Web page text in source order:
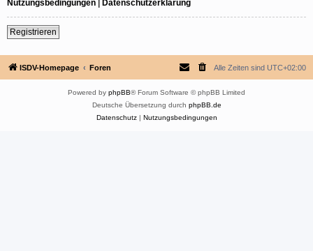
Nutzungsbedingungen | Datenschutzerklärung
Registrieren
ISDV-Homepage Foren Alle Zeiten sind UTC+02:00
Powered by phpBB® Forum Software © phpBB Limited
Deutsche Übersetzung durch phpBB.de
Datenschutz| Nutzungsbedingungen